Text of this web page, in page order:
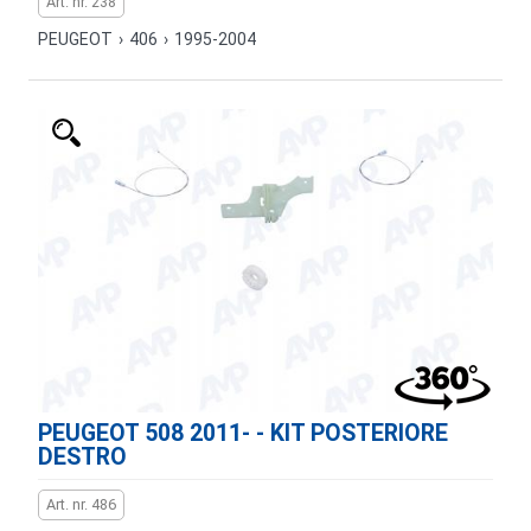
PEUGEOT › 406 › 1995-2004
PEUGEOT 508 2011- - KIT POSTERIORE
DESTRO
Art. nr. 486